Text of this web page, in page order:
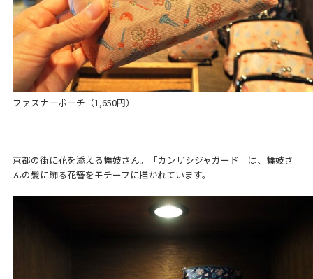
ファスナーポーチ（1,650円）
京都の街に花を添える舞妓さん。「カンザシジャガード」は、舞妓さ
んの髪に飾る花簪をモチーフに描かれています。